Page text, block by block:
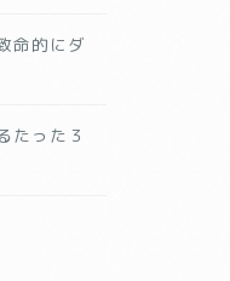
命的にダ
たった３